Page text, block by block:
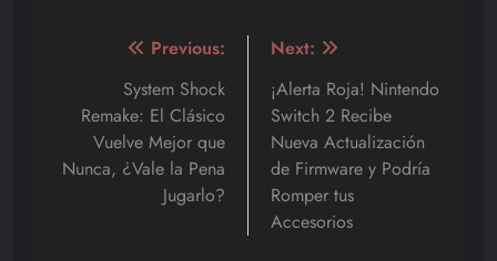
Navegación
entradas
Previous:
System Shock
Remake: El Clásico
Vuelve Mejor que
Nunca, ¿Vale la Pena
Jugarlo?
Next:
¡Alerta Roja! Nintendo
Switch 2 Recibe
Nueva Actualización
de Firmware y Podría
Romper tus
Accesorios